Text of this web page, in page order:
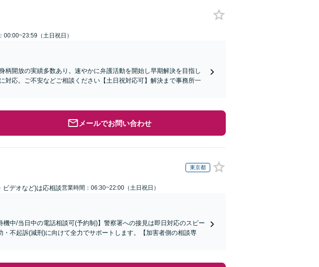
00:00~23:59（土日祝日）
柄開放の実績多数あり。速やかに弁護活動を開始し早期解決を目指し
対応。ご不安などご相談ください【土日祝対応可】解決まで事務所一
メールでお問い合わせ
東京都
ビデオなど)は応相談営業時間：06:30~22:00（土日祝日）
機中/当日中の電話相談可(予約制)】警察署への接見は即日対応のスピー
不起訴(減刑)に向けて全力でサポートします。【加害者側の相談専